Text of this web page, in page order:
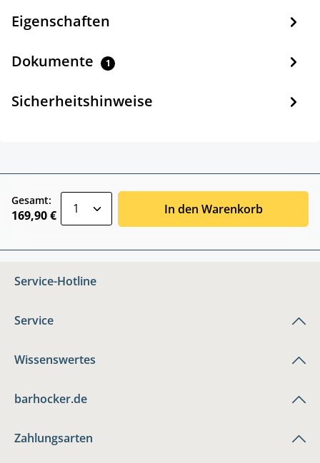
Eigenschaften
Dokumente 1
Sicherheitshinweise
Gesamt:
169,90 € In den Warenkorb
Service-Hotline
Service
Wissenswertes
barhocker.de
Zahlungsarten